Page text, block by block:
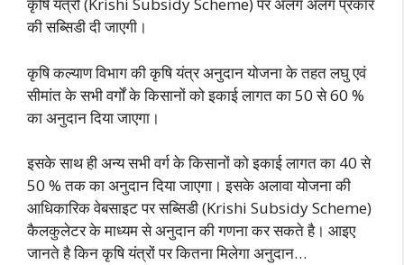
कृषि यंत्रों (Krishi Subsidy Scheme) पर अलग अलग प्रकार
की सब्सिडी दी जाएगी।
कृषि कल्याण विभाग की कृषि यंत्र अनुदान योजना के तहत लघु एवं
सीमांत के सभी वर्गों के किसानों को इकाई लागत का 50 से 60 %
का अनुदान दिया जाएगा।
इसके साथ ही अन्य सभी वर्ग के किसानों को इकाई लागत का 40 से
50 % तक का अनुदान दिया जाएगा। इसके अलावा योजना की
आधिकारिक वेबसाइट पर सब्सिडी (Krishi Subsidy Scheme)
कैलकुलेटर के माध्यम से अनुदान की गणना कर सकते है। आइए
जानते है किन कृषि यंत्रों पर कितना मिलेगा अनुदान…